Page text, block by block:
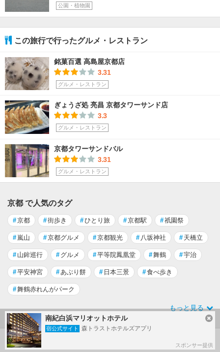
公園・植物園
この旅行で行ったグルメ・レストラン
銘菓百選 高島屋京都店
3.31
グルメ・レストラン
ぎょうざ処 亮昌 京都タワーサンド店
3.3
グルメ・レストラン
京都タワーサンドバル
3.31
グルメ・レストラン
京都 で人気のタグ
#京都 #街歩き #ひとり旅 #京都駅 #祇園祭
# 嵐山 #京都グルメ #京都観光 # 八坂神社 # 天橋立
# 山鉾巡行 # グルメ #平等院鳳凰堂 #舞鶴 #宇治
#平安神宮 #あぶり餅 # 日本三景 #食べ歩き
#舞鶴赤れんがパーク
もっと見る
京都 の旅行記
南紀白浜マリオットホテル
宿公式サイト 森トラストホテルズアプリ
スポンサー提供